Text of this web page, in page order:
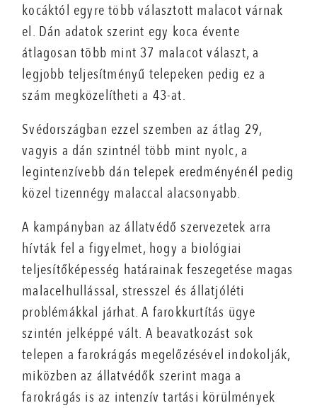
kocáktól egyre több választott malacot várnak
el. Dán adatok szerint egy koca évente
átlagosan több mint 37 malacot választ, a
legjobb teljesítményű telepeken pedig ez a
szám megközelítheti a 43-at.
Svédországban ezzel szemben az átlag 29,
vagyis a dán szintnél több mint nyolc, a
legintenzívebb dán telepek eredményénél pedig
közel tizennégy malaccal alacsonyabb.
A kampányban az állatvédő szervezetek arra
hívták fel a figyelmet, hogy a biológiai
teljesítőképesség határainak feszegetése magas
malacelhullással, stresszel és állatjóléti
problémákkal járhat. A farokkurtítás ügye
szintén jelképpé vált. A beavatkozást sok
telepen a farokrágás megelőzésével indokolják,
miközben az állatvédők szerint maga a
farokrágás is az intenzív tartási körülmények